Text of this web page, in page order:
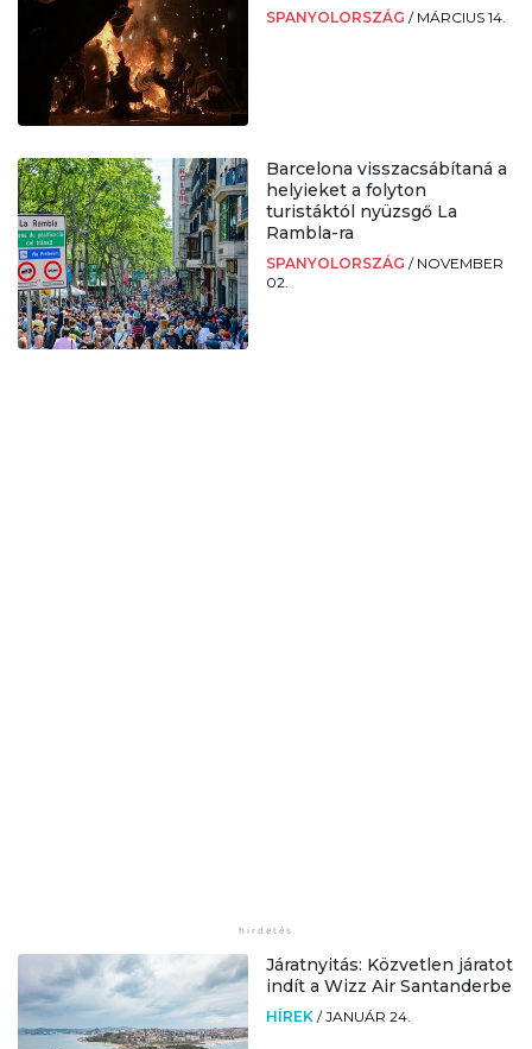
SPANYOLORSZÁG / MÁRCIUS 14.
Barcelona visszacsábítaná a
helyieket a folyton
turistáktól nyüzsgő La
Rambla-ra
SPANYOLORSZÁG / NOVEMBER
02.
Járatnyitás: Közvetlen járatot
indít a Wizz Air Santanderbe
HÍREK /JANUÁR 24.